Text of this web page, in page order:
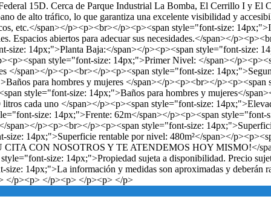
15D. Cerca de Parque Industrial La Bomba, El Cerrillo I y
de alto tráfico, lo que garantiza una excelente visibilidad y
etc.</span></p><p><br></p><p><span style="font-size:
Espacios abiertos para adecuar sus necesidades.</span></
size: 14px;">Planta Baja:</span></p><p><span style="font-size:
style="font-size: 14px;">Primer Nivel: </span></
</span></p><p><br></p><p><span style="font-size:
para hombres y mujeres </span></p><p><br></
style="font-size: 14px;">Baños para hombres y mujeres</
cada uno </span></p><p><span style="font-size:
size: 14px;">Frente: 62m</span></p><p><span
p><p><br></p><p><span style="font-size:
14px;">Superficie rentable por nivel: 480m²</span></
CON NOSOTROS Y TE ATENDEMOS HOY MISMO!</
size: 14px;">Propiedad sujeta a disponibilidad. Precio
14px;">La información y medidas son aproximadas y
</p><p> </p><p> </p><p> </p>